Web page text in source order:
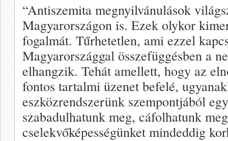
“Antiszemita megnyilvánulások
Magyarországon is. Ezek olykor
fogalmát. Tűrhetetlen, ami ezzel
Magyarországgal összefüggésben a
elhangzik. Tehát amellett, hogy az
fontos tartalmi üzenet befelé,
eszközrendszerünk szempontjából
szabadulhatunk meg, cáfolhatunk
cselekvőképességünket mindeddig